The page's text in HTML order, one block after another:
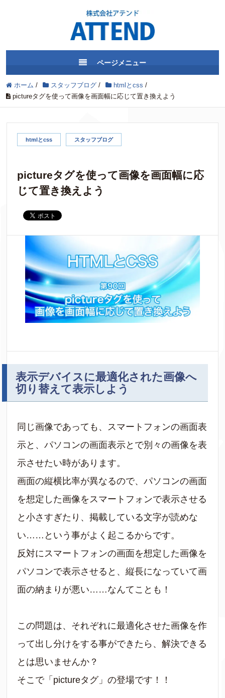
ページメニュー
ホーム / スタッフブログ / htmlとcss /
pictureタグを使って画像を画面幅に応じて置き換えよう
htmlとcss スタッフブログ
pictureタグを使って画像を画面幅に応
じて置き換えよう
表示デバイスに最適化された画像へ
切り替えて表示しよう
同じ画像であっても、スマートフォンの画面表
示と、パソコンの画面表示とで別々の画像を表
示させたい時があります。
画面の縦横比率が異なるので、パソコンの画面
を想定した画像をスマートフォンで表示させる
と小さすぎたり、掲載している文字が読めな
い……という事がよく起こるからです。
反対にスマートフォンの画面を想定した画像を
パソコンで表示させると、縦長になっていて画
面の納まりが悪い……なんてことも！
この問題は、それぞれに最適化させた画像を作
って出し分けをする事ができたら、解決できる
とは思いませんか？
そこで「pictureタグ」の登場です！！